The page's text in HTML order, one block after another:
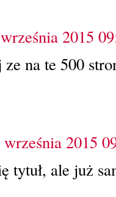
2015
na te 500
września 2015
tytuł, ale już